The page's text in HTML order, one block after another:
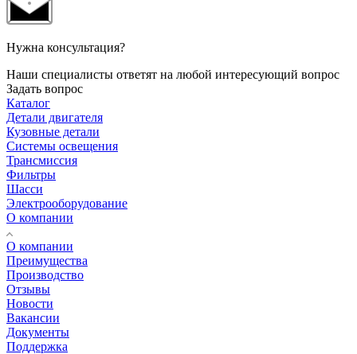
Нужна консультация?
Наши специалисты ответят на любой интересующий вопрос
Задать вопрос
Каталог
Детали двигателя
Кузовные детали
Системы освещения
Трансмиссия
Фильтры
Шасси
Электрооборудование
О компании
О компании
Преимущества
Производство
Отзывы
Новости
Вакансии
Документы
Поддержка